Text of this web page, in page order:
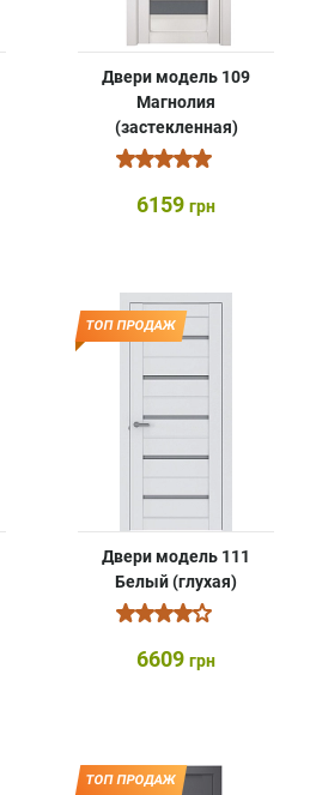
Двери модель 109
Магнолия
(застекленная)
6159 грн
ТОП ПРОДАЖ
Двери модель 111
Белый (глухая)
6609 грн
ТОП ПРОДАЖ